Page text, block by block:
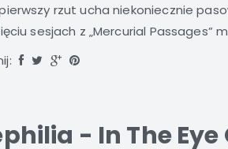
rzut ucha niekoniecznie
sesjach z „Mercurial Passages”
- In The